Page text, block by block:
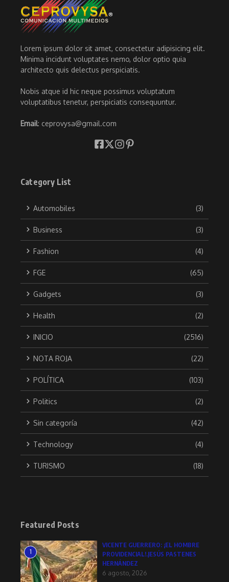
Lorem ipsum dolor sit amet, consectetur adipisicing elit.
Minima incidunt voluptates nemo, dolor optio quia
architecto quis delectus perspiciatis.
Nobis atque id hic neque possimus voluptatum
voluptatibus tenetur, perspiciatis consequuntur.
Email: ceprovysa@gmail.com
Category List
Automobiles (3)
Business (3)
Fashion (4)
FGE (65)
Gadgets (3)
Health (2)
INICIO (2516)
NOTA ROJA (22)
POLÍTICA (103)
Politics (2)
Sin categoría (42)
Technology (4)
TURISMO (18)
Featured Posts
1
VICENTE GUERRERO: ¡EL HOMBRE
PROVIDENCIAL!.JESÚS PASTENES
HERNÁNDEZ
6 agosto, 2026